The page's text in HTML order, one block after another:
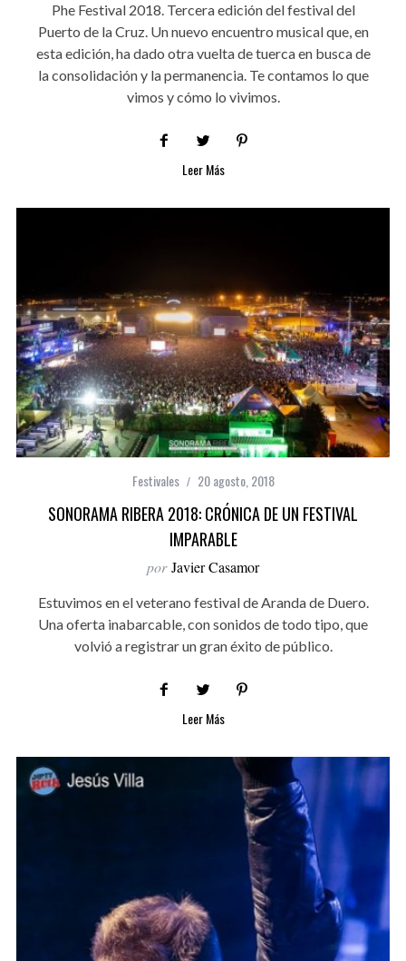
Phe Festival 2018. Tercera edición del festival del
Puerto de la Cruz. Un nuevo encuentro musical que, en
esta edición, ha dado otra vuelta de tuerca en busca de
la consolidación y la permanencia. Te contamos lo que
vimos y cómo lo vivimos.
Leer Más
Festivales 20 agosto, 2018
SONORAMA RIBERA 2018: CRÓNICA DE UN FESTIVAL
IMPARABLE
por Javier Casamor
Estuvimos en el veterano festival de Aranda de Duero.
Una oferta inabarcable, con sonidos de todo tipo, que
volvió a registrar un gran éxito de público.
Leer Más